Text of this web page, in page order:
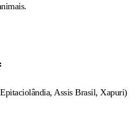
Assis Brasil, Xapuri)